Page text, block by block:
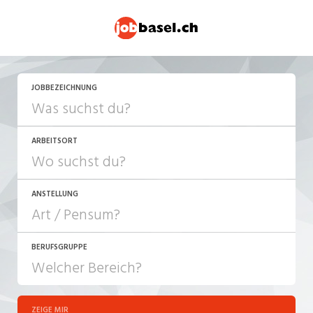
JOBBEZEICHNUNG
ARBEITSORT
ANSTELLUNG
JOB-TYP
Festanstellung
BERUFSGRUPPE
ZEIGE MIR